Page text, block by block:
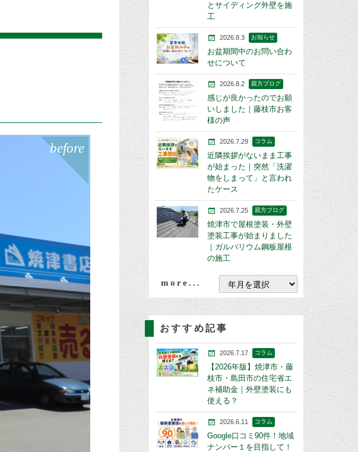
before
とサイディング外壁を施
工
2026.8.3 お知らせ
お盆期間中のお問い合わ
せについて
2026.8.2 親方ブログ
感じが良かったのでお願
いしました｜藤枝市お客
様の声
2026.7.29 コラム
近隣挨拶がないまま工事
が始まった｜突然「洗濯
物をしまって」と言われ
たケース
2026.7.25 親方ブログ
焼津市で屋根塗装・外壁
塗装工事が始まりました
｜ガルバリウム鋼板屋根
の施工
more...
おすすめ記事
2026.7.17 コラム
【2026年版】焼津市・藤
枝市・島田市の住宅省エ
ネ補助金｜外壁塗装にも
使える？
2026.6.11 コラム
Google口コミ90件！地域
ナンバー１を目指して！